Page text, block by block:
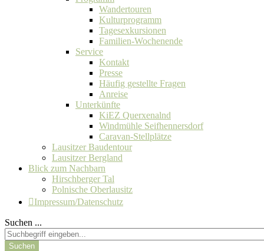
Wandertouren
Kulturprogramm
Tagesexkursionen
Familien-Wochenende
Service
Kontakt
Presse
Häufig gestellte Fragen
Anreise
Unterkünfte
KiEZ Querxenalnd
Windmühle Seifhennersdorf
Caravan-Stellplätze
Lausitzer Baudentour
Lausitzer Bergland
Blick zum Nachbarn
Hirschberger Tal
Polnische Oberlausitz
Impressum/Datenschutz
Suchen ...
Suchen